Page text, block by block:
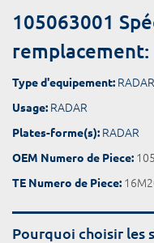
105063001
remplacement:
Type d'equipement: RADAR
Usage: RADAR
Plates-forme(s): RADAR
OEM Numero de Piece:
TE Numero de Piece:
Pourquoi choisir les